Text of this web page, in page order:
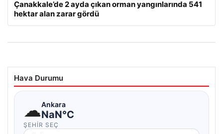
Çanakkale’de 2 ayda çıkan orman yangınlarında 541
hektar alan zarar gördü
Hava Durumu
☁Ankara
NaN°C
ŞEHIR SEÇ